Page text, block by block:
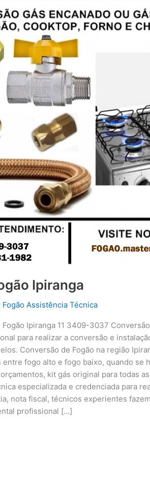
Ipiranga
Fogão Assistência Técnica
Fogão Ipiranga 11 3409-3037
para realizar a conversão e
Conversão de Fogão na região
entre fogo alto e fogo baixo, quando se
kit gás original para todas
especializada e credenciada para
nota fiscal, técnicos experientes
profissional […]